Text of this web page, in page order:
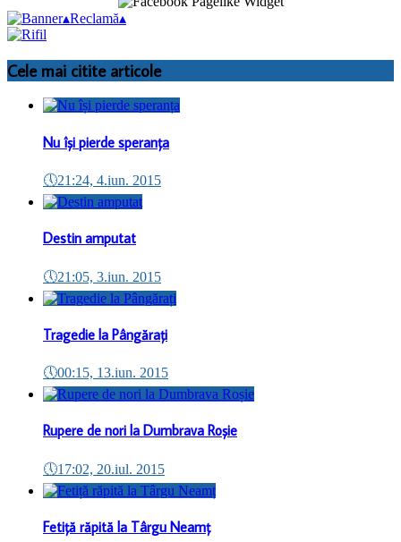
▴Reclamă▴
Cele mai citite articole
Nu își pierde speranța
🕔21:24, 4.iun. 2015
Destin amputat
🕔21:05, 3.iun. 2015
Tragedie la Pângărați
🕔00:15, 13.iun. 2015
Rupere de nori la Dumbrava Roșie
🕔17:02, 20.iul. 2015
Fetiță răpită la Târgu Neamț